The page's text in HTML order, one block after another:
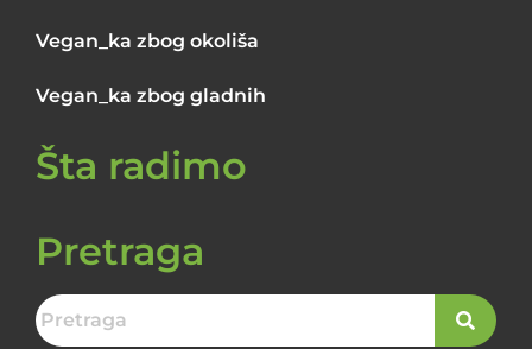
Vegan_ka zbog okoliša
Vegan_ka zbog gladnih
Šta radimo
Pretraga